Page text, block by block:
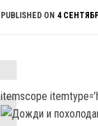
PUBLISHED ON 4
itemscope